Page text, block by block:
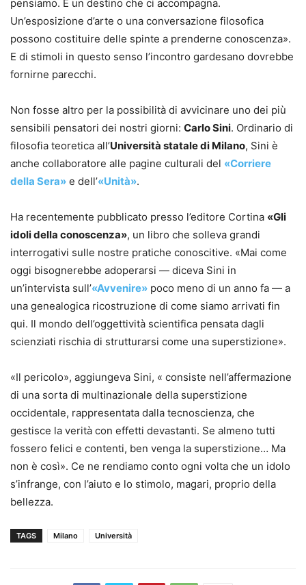
pensiamo. È un destino che ci accompagna.
Un’esposizione d’arte o una conversazione filosofica
possono costituire delle spinte a prenderne conoscenza».
E di stimoli in questo senso l’incontro gardesano dovrebbe
fornirne parecchi.
Non fosse altro per la possibilità di avvicinare uno dei più
sensibili pensatori dei nostri giorni: Carlo Sini. Ordinario di
filosofia teoretica all’Università statale di Milano, Sini è
anche collaboratore alle pagine culturali del «Corriere
della Sera» e dell’«Unità».
Ha recentemente pubblicato presso l’editore Cortina «Gli
idoli della conoscenza», un libro che solleva grandi
interrogativi sulle nostre pratiche conoscitive. «Mai come
oggi bisognerebbe adoperarsi — diceva Sini in
un’intervista sull’«Avvenire» poco meno di un anno fa — a
una genealogica ricostruzione di come siamo arrivati fin
qui. Il mondo dell’oggettività scientifica pensata dagli
scienziati rischia di strutturarsi come una superstizione».
«Il pericolo», aggiungeva Sini, « consiste nell’affermazione
di una sorta di multinazionale della superstizione
occidentale, rappresentata dalla tecnoscienza, che
gestisce la verità con effetti devastanti. Se almeno tutti
fossero felici e contenti, ben venga la superstizione… Ma
non è così». Ce ne rendiamo conto ogni volta che un idolo
s’infrange, con l’aiuto e lo stimolo, magari, proprio della
bellezza.
TAGS Milano Università